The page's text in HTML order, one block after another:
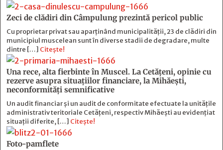
Zeci de clădiri din Câmpulung prezintă pericol public
Cu proprietar privat sau aparținând municipalității, 23 de clădiri din
municipiul muscelean sunt în diverse stadii de degradare, multe
dintre […] Citește!
Una rece, alta fierbinte în Muscel. La Cetăţeni, opinie cu
rezerve asupra situaţiilor financiare, la Mihăeşti,
neconformităţi semnificative
Un audit financiar și un audit de conformitate efectuate la unitățile
administrativ teritoriale Cetățeni, respectiv Mihăești au evidențiat
situații diferite, […] Citește!
Foto-pamflete